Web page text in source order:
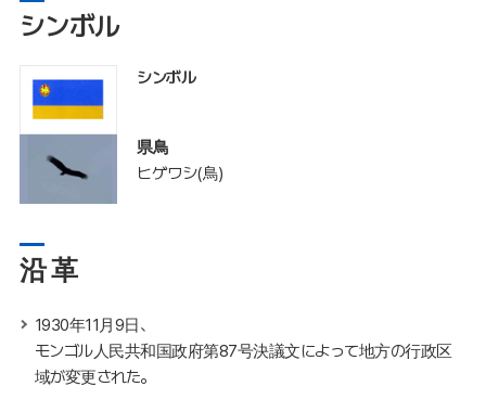
シンボル
シンボル
県鳥
ヒゲワシ(鳥)
沿 革
1930年11月9日、
モンゴル人民共和国政府第87号決議文によって地方の行政区
域が変更された。